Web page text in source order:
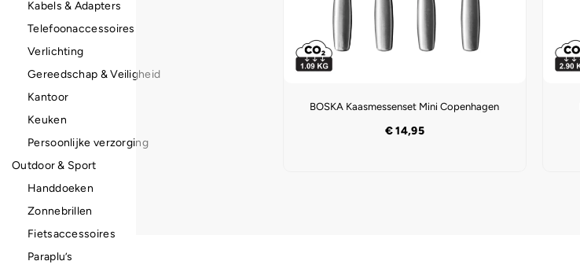
BOSKA Kaasmessenset Mini Copenhagen
€14,95
Kabels & Adapters
Telefoonaccessoires
Verlichting
Gereedschap & Veiligheid
Kantoor
Keuken
Persoonlijke verzorging
Outdoor & Sport
Handdoeken
Zonnebrillen
Fietsaccessoires
Paraplu’s